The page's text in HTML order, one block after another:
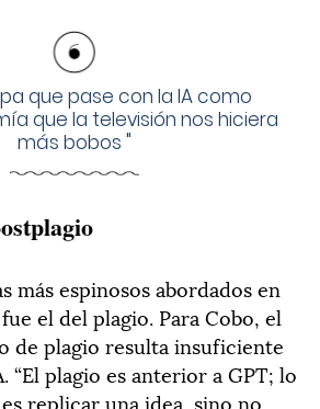
que pase con la IA como
que la televisión nos hiciera
más bobos "
más espinosos abordados en
el del plagio. Para Cobo, el
de plagio resulta insuficiente
“El plagio es anterior a GPT; lo
replicar una idea, sino no